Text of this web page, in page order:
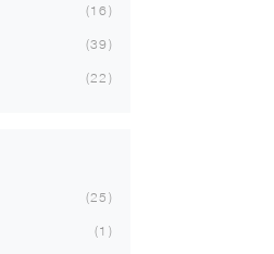
16
39
22
25
1